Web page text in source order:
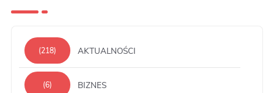
(218) AKTUALNOŚCI
(6) BIZNES